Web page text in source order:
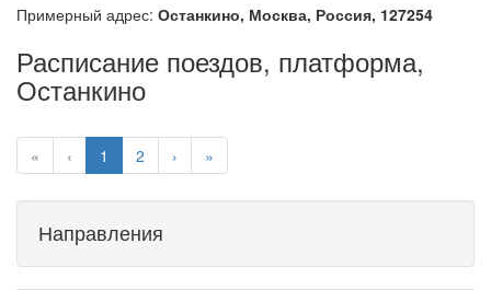
Примерный адрес: Останкино, Москва, Россия, 127254
Расписание поездов, платформа,
Останкино
« ‹ 1 2 › »
Направления